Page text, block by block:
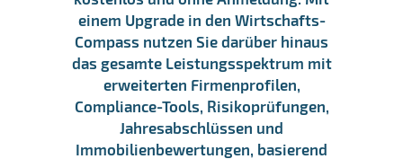
einem Upgrade in den Wirtschafts-
Compass nutzen Sie darüber hinaus
das gesamte Leistungsspektrum mit
erweiterten Firmenprofilen,
Compliance-Tools, Risikoprüfungen,
Jahresabschlüssen und
Immobilienbewertungen, basierend